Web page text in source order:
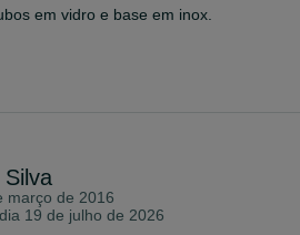
em vidro e base em inox.
março de 2016
19 de julho de 2026